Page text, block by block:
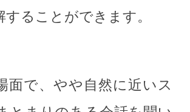
することができます。
面で、やや自然に近いス